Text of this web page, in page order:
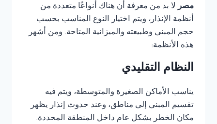
مصر لا بد من معرفة أن هناك أنواعًا متعددة من
أنظمة الإنذار، ويتم اختيار النوع المناسب بحسب
حجم المبنى وطبيعته والميزانية المتاحة. ومن أشهر
هذه الأنظمة:
النظام التقليدي
يناسب الأماكن الصغيرة والمتوسطة، ويتم فيه
تقسيم المبنى إلى مناطق، وعند حدوث إنذار يظهر
مكان الخطر بشكل عام داخل المنطقة المحددة.